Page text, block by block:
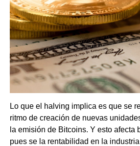
Lo que el halving implica es que se
ritmo de creación de nuevas
la emisión de Bitcoins. Y esto afecta
pues se la rentabilidad en la